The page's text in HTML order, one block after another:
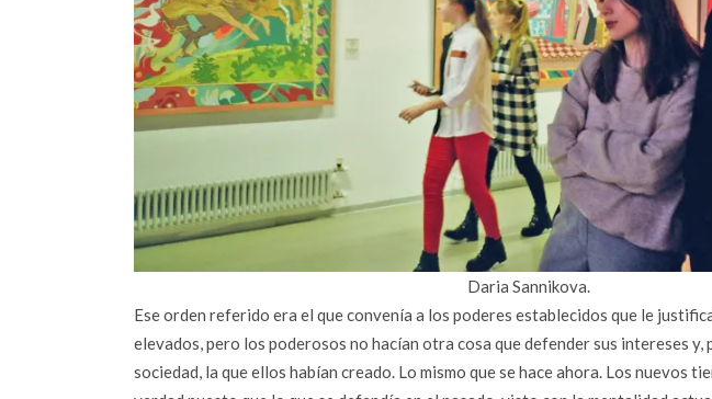
Daria Sannikova.
Ese orden referido era el que convenía a los poderes establecidos que le
elevados, pero los poderosos no hacían otra cosa que defender sus intereses y,
sociedad, la que ellos habían creado. Lo mismo que se hace ahora. Los nuevos